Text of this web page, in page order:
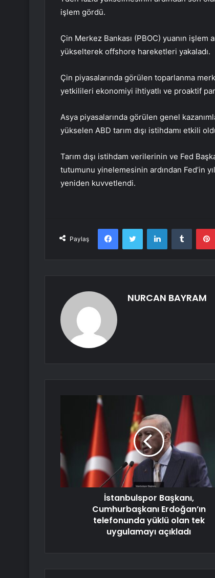
işlem gördü.
Çin Merkez Bankası (PBOC) yuanın işlem
yükselterek offshore hareketleri yakaladı.
Çin piyasalarında görülen toparlanma
yetkilileri ekonomiyi ihtiyatlı ve proaktif
Asya piyasalarında görülen genel
yükselen ABD tarım dışı istihdamı etkili
Tarım dışı istihdam verilerinin ve Fed
tutumunu yinelemesinin ardından Fed’in
yeniden kuvvetlendi.
Paylaş
FacebookTwitter LinkedInTumblr
NURCAN BAYRAM
İstanbulspor Başkanı,
Cumhurbaşkanı Erdoğan’ın
telefonunda yüklü olan tek
uygulamayı açıkladı